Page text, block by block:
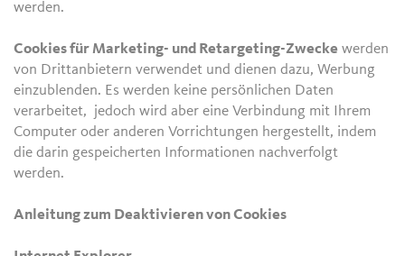
werden.
Cookies für Marketing- und Retargeting-Zwecke werden
von Drittanbietern verwendet und dienen dazu, Werbung
einzublenden. Es werden keine persönlichen Daten
verarbeitet, jedoch wird aber eine Verbindung mit Ihrem
Computer oder anderen Vorrichtungen hergestellt, indem
die darin gespeicherten Informationen nachverfolgt
werden.
Anleitung zum Deaktivieren von Cookies